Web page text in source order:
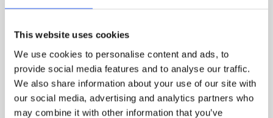
This website uses cookies
We use cookies to personalise content and ads, to
provide social media features and to analyse our traffic.
We also share information about your use of our site with
our social media, advertising and analytics partners who
may combine it with other information that you’ve
Indsend